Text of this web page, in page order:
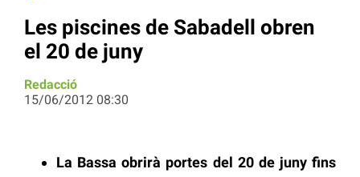
Les piscines de Sabadell obren
el 20 de juny
Redacció
15/06/2012 08:30
La Bassa obrirà portes del 20 de juny fins